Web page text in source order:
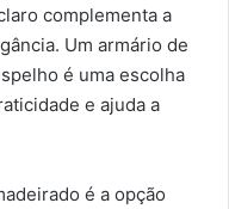
complementa a
Um armário de
é uma escolha
e ajuda a
é a opção